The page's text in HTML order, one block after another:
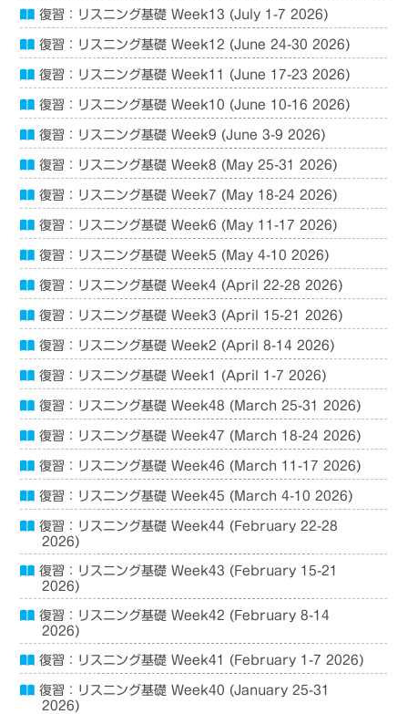
復習：リスニング基礎 Week13 (July 1-7 2026)
復習：リスニング基礎 Week12 (June 24-30 2026)
復習：リスニング基礎 Week11 (June 17-23 2026)
復習：リスニング基礎 Week10 (June 10-16 2026)
復習：リスニング基礎 Week9 (June 3-9 2026)
復習：リスニング基礎 Week8 (May 25-31 2026)
復習：リスニング基礎 Week7 (May 18-24 2026)
復習：リスニング基礎 Week6 (May 11-17 2026)
復習：リスニング基礎 Week5 (May 4-10 2026)
復習：リスニング基礎 Week4 (April 22-28 2026)
復習：リスニング基礎 Week3 (April 15-21 2026)
復習：リスニング基礎 Week2 (April 8-14 2026)
復習：リスニング基礎 Week1 (April 1-7 2026)
復習：リスニング基礎 Week48 (March 25-31 2026)
復習：リスニング基礎 Week47 (March 18-24 2026)
復習：リスニング基礎 Week46 (March 11-17 2026)
復習：リスニング基礎 Week45 (March 4-10 2026)
復習：リスニング基礎 Week44 (February 22-28
2026)
復習：リスニング基礎 Week43 (February 15-21
2026)
復習：リスニング基礎 Week42 (February 8-14
2026)
復習：リスニング基礎 Week41 (February 1-7 2026)
復習：リスニング基礎 Week40 (January 25-31
2026)